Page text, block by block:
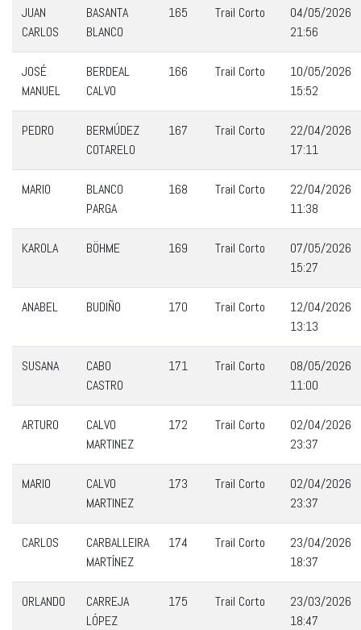
JUAN
CARLOS
BASANTA
BLANCO
165 Trail Corto
04/05/2026
21:56
JOSÉ
MANUEL
BERDEAL
CALVO
166 Trail Corto
10/05/2026
15:52
PEDRO
BERMÚDEZ
COTARELO
167 Trail Corto
22/04/2026
17:11
MARIO
BLANCO
PARGA
168 Trail Corto
22/04/2026
11:38
KAROLA BÖHME 169 Trail Corto
07/05/2026
15:27
ANABEL BUDIÑO 170 Trail Corto
12/04/2026
13:13
SUSANA
CABO
CASTRO
171 Trail Corto
08/05/2026
11:00
ARTURO
CALVO
MARTINEZ
172 Trail Corto
02/04/2026
23:37
MARIO
CALVO
MARTINEZ
173 Trail Corto
02/04/2026
23:37
CARLOS
CARBALLEIRA
MARTÍNEZ
174 Trail Corto
23/04/2026
18:37
ORLANDO
CARREJA
LÓPEZ
175 Trail Corto
23/03/2026
18:47